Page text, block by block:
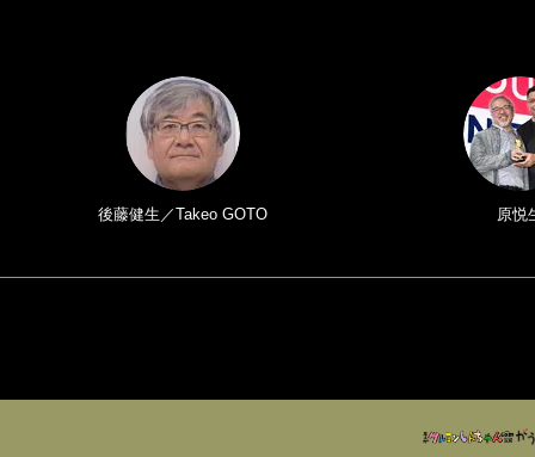
後藤健生／Takeo GOTO 原悦